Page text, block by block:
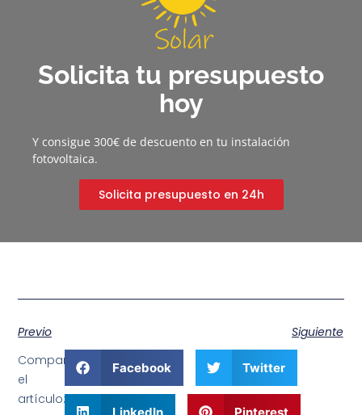
Solicita tu presupuesto
hoy
Y consigue 300€ de descuento en tu instalación
fotovoltaica.
Solicita presupuesto en 24h
Previo
Siguiente
Comparte
el
artículo:
Facebook Twitter